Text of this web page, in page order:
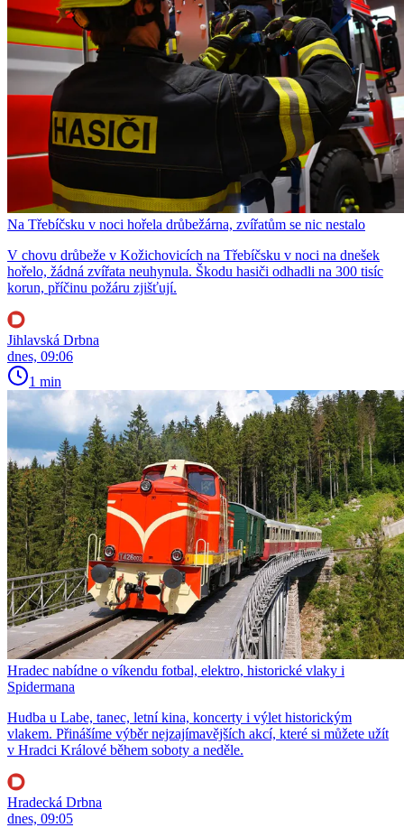
Na Třebíčsku v noci hořela drůbežárna, zvířatům se nic nestalo
V chovu drůbeže v Kožichovicích na Třebíčsku v noci na dnešek
hořelo, žádná zvířata neuhynula. Škodu hasiči odhadli na 300 tisíc
korun, příčinu požáru zjišťují.
Jihlavská Drbna
dnes, 09:06
1 min
Hradec nabídne o víkendu fotbal, elektro, historické vlaky i
Spidermana
Hudba u Labe, tanec, letní kina, koncerty i výlet historickým
vlakem. Přinášíme výběr nejzajímavějších akcí, které si můžete užít
v Hradci Králové během soboty a neděle.
Hradecká Drbna
dnes, 09:05